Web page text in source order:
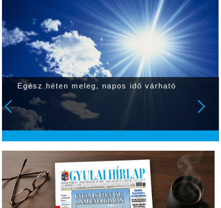
Egész héten meleg, napos idő várható